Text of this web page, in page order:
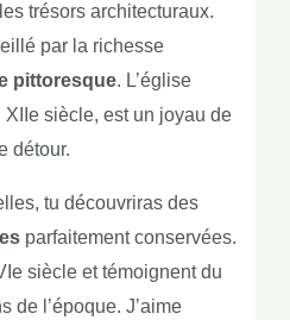
trésors architecturaux.
par la richesse
pittoresque. L’église
siècle, est un joyau de
détour.
tu découvriras des
parfaitement conservées.
siècle et témoignent du
de l’époque. J’aime